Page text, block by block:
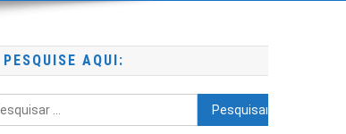
PESQUISE AQUI:
Pesquisar
por: